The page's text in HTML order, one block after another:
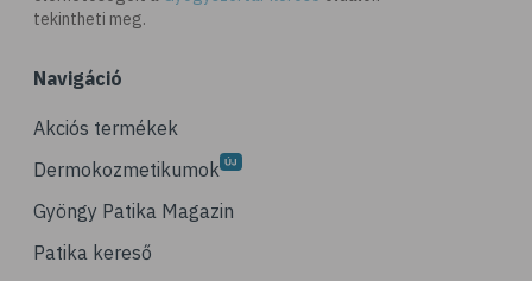
# D-vitamin
# ásványi anyagok
# reuma
# ízületi fájdalom
# ízületek
tekintheti meg.
Navigáció
Akciós termékek
Dermokozmetikumok
Gyöngy Patika Magazin
Patika kereső